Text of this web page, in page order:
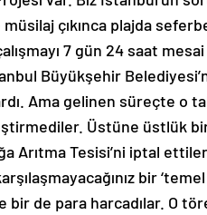
müsilaj çıkınca plajda
7 gün 24 saat
Büyükşehir
Ama gelinen süreçte o
Üstüne üstlük bir
Arıtma Tesisi’ni iptal
bir
de para harcadılar. O